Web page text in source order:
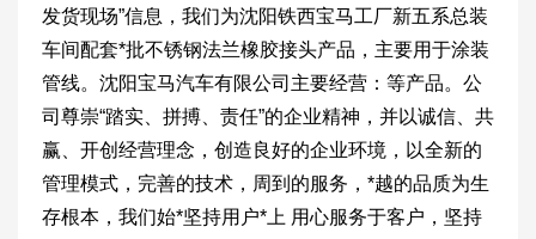
发货现场”信息，我们为沈阳铁西宝马工厂新五系总装
车间配套*批不锈钢法兰橡胶接头产品，主要用于涂装
管线。沈阳宝马汽车有限公司主要经营：等产品。公
司尊崇“踏实、拼搏、责任”的企业精神，并以诚信、共
赢、开创经营理念，创造良好的企业环境，以全新的
管理模式，完善的技术，周到的服务，*越的品质为生
存根本，我们始*坚持用户*上 用心服务于客户，坚持